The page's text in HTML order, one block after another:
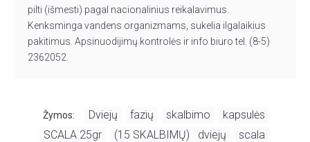
pilti (išmesti) pagal nacionalinius reikalavimus.
Kenksminga vandens organizmams, sukelia ilgalaikius
pakitimus. Apsinuodijimų kontrolės ir info biuro tel. (8-5)
2362052.
Žymos: Dviejų fazių skalbimo kapsulės
SCALA 25gr (15 SKALBIMŲ) dviejų scala